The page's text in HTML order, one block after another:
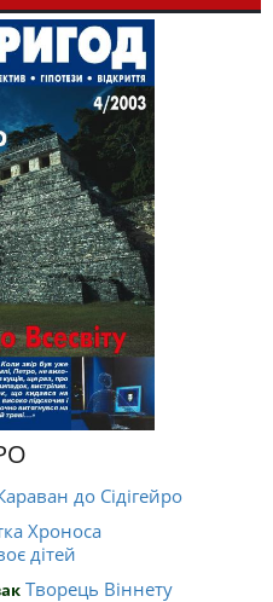
до Сідігейро
Хроноса
дітей
Творець Віннету